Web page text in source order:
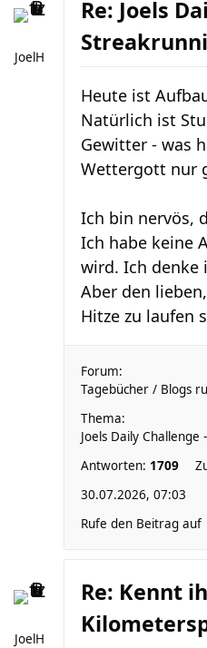
JoelH
Re: Joels
Heute ist
Natürlich ist
Gewitter - was
Wettergott nur
Ich bin nervös,
Ich habe keine
wird. Ich denke
Aber den
Hitze zu laufen
Forum:
Tagebücher / Blogs
Thema:
Joels Daily
Antworten: 1709
30.07.2026, 07:03
Rufe den Beitrag auf
JoelH
Re: Kennt